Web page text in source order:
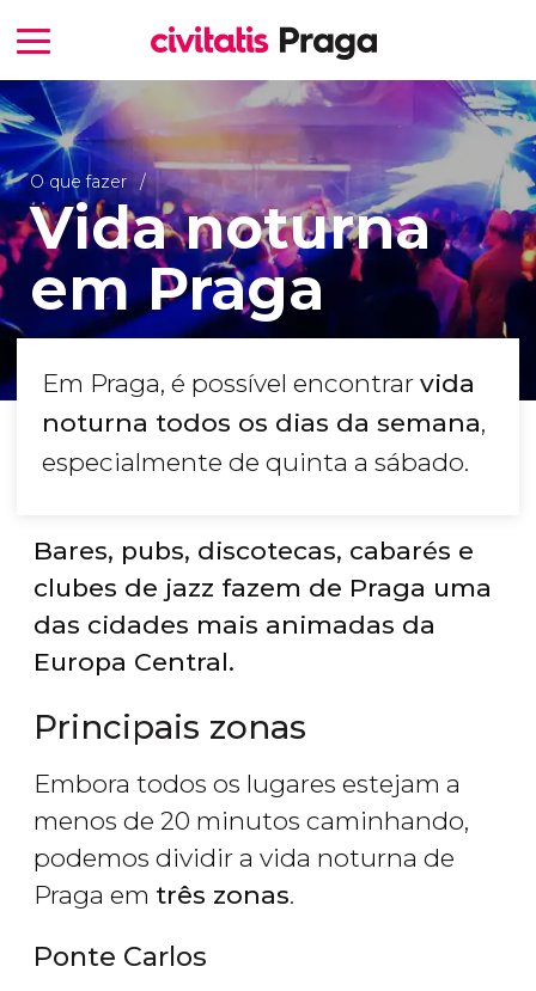
O que fazer
Vida noturna
em Praga
Em Praga, é possível encontrar vida
noturna todos os dias da semana,
especialmente de quinta a sábado.
Bares, pubs, discotecas, cabarés e
clubes de jazz fazem de Praga uma
das cidades mais animadas da
Europa Central.
Principais zonas
Embora todos os lugares estejam a
menos de 20 minutos caminhando,
podemos dividir a vida noturna de
Praga em três zonas.
Ponte Carlos